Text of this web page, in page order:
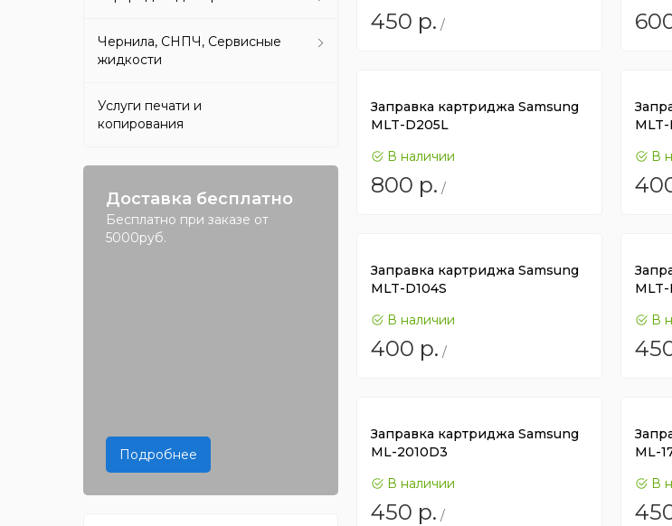
Чернила, СНПЧ, Сервисные
жидкости
Услуги печати и
копирования
Доставка бесплатно
Бесплатно при заказе от
5000руб.
Подробнее
450 р. /
Заправка картриджа Samsung
MLT-D205L
В наличии
800 р. /
MLT-
В
Заправка картриджа Samsung
MLT-D104S
В наличии
400 р. /
MLT-
В
Заправка картриджа Samsung
ML-2010D3
В наличии
450 р. /
ML-
В